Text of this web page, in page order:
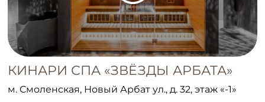
КИНАРИ СПА «ЗВЁЗДЫ АРБАТА»
м. Смоленская, Новый Арбат ул., д. 32, этаж «-1»